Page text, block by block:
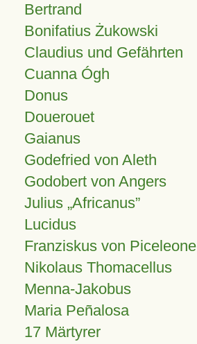
Bertrand
Bonifatius Żukowski
Claudius und Gefährten
Cuanna Ógh
Donus
Douerouet
Gaianus
Godefried von Aleth
Godobert von Angers
Julius Africanus
Lucidus
Franziskus von Piceleone
Nikolaus Thomacellus
Menna-Jakobus
Maria Peñalosa
17 Märtyrer